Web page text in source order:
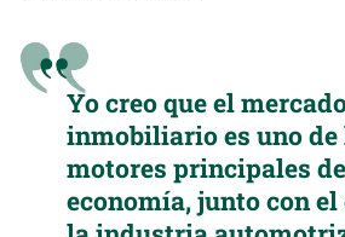
Yo creo que el
inmobiliario es uno de
motores principales
economía, junto con